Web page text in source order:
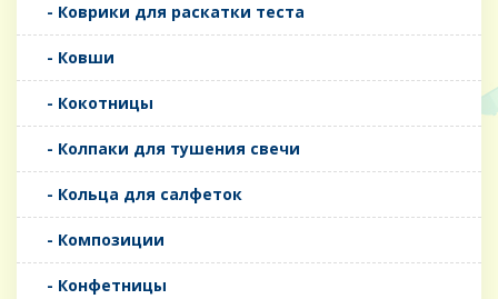
- Коврики для раскатки теста
- Ковши
- Кокотницы
- Колпаки для тушения свечи
- Кольца для салфеток
- Композиции
- Конфетницы